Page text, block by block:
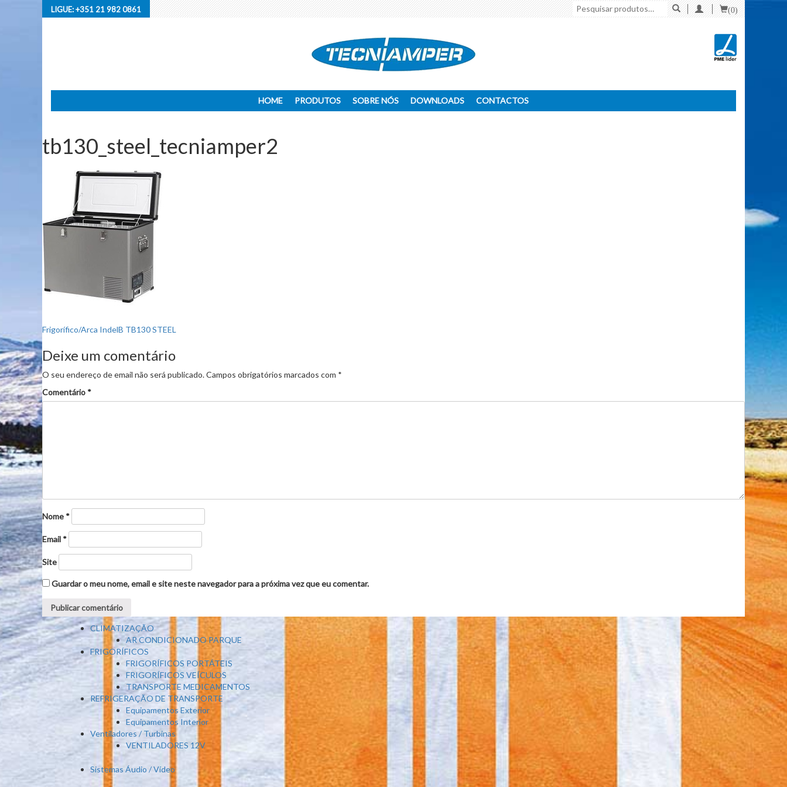
LIGUE:+351 21 982 0861
Pesquisar
por:
(0)
HOME PRODUTOS SOBRE NÓS DOWNLOADS CONTACTOS
tb130_steel_tecniamper2
Navegação
de
artigos
Frigorífico/Arca IndelB TB130 STEEL
Deixe um comentário
O seu endereço de email não será publicado.Campos obrigatórios marcados com *
Comentário *
Nome *
Email *
Site
Guardar o meu nome, email e site neste navegador para a próxima vez que eu comentar.
CLIMATIZAÇÃO
AR CONDICIONADO PARQUE
FRIGORÍFICOS
FRIGORÍFICOS PORTÁTEIS
FRIGORÍFICOS VEÍCULOS
TRANSPORTE MEDICAMENTOS
REFRIGERAÇÃO DE TRANSPORTE
Equipamentos Exterior
Equipamentos Interior
Ventiladores / Turbinas
VENTILADORES 12V
Sistemas Áudio / Vídeo